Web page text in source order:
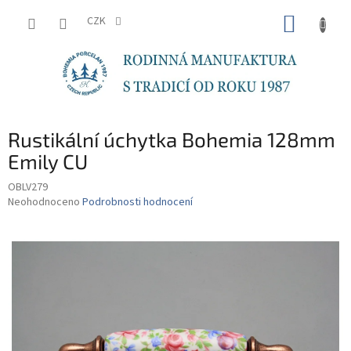
CZK
Rustikální úchytka Bohemia 128mm
Emily CU
OBLV279
Průměrné
je
Neohodnoceno Podrobnosti hodnocení